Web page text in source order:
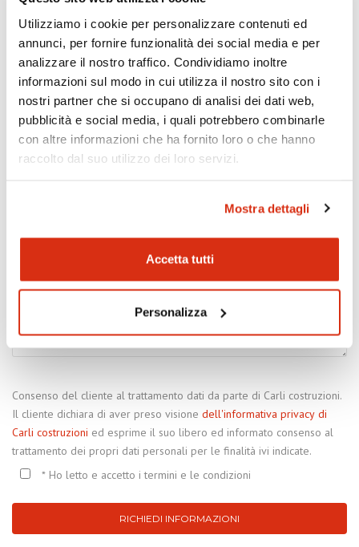
Utilizziamo i cookie per personalizzare contenuti ed
annunci, per fornire funzionalità dei social media e per
analizzare il nostro traffico. Condividiamo inoltre
informazioni sul modo in cui utilizza il nostro sito con i
nostri partner che si occupano di analisi dei dati web,
pubblicità e social media, i quali potrebbero combinarle
con altre informazioni che ha fornito loro o che hanno
raccolto dal suo utilizzo dei loro servizi.
Mostra dettagli
Accetta tutti
Personalizza
Consenso del cliente al trattamento dati da parte di Carli costruzioni.
Il cliente dichiara di aver preso visione dell'informativa privacy di
Carli costruzioni ed esprime il suo libero ed informato consenso al
trattamento dei propri dati personali per le finalità ivi indicate.
* Ho letto e accetto i termini e le condizioni
RICHIEDI INFORMAZIONI